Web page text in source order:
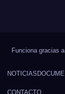
Funciona gracias
NOTICIAS
CONTACTO